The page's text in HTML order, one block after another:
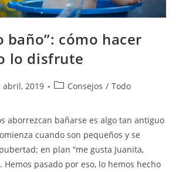
baño”: cómo hacer
lo disfrute
abril, 2019 Consejos / Todo
aborrezcan bañarse es algo tan antiguo
cuando son pequeños y se
en plan “me gusta Juanita,
Hemos pasado por eso, lo hemos hecho